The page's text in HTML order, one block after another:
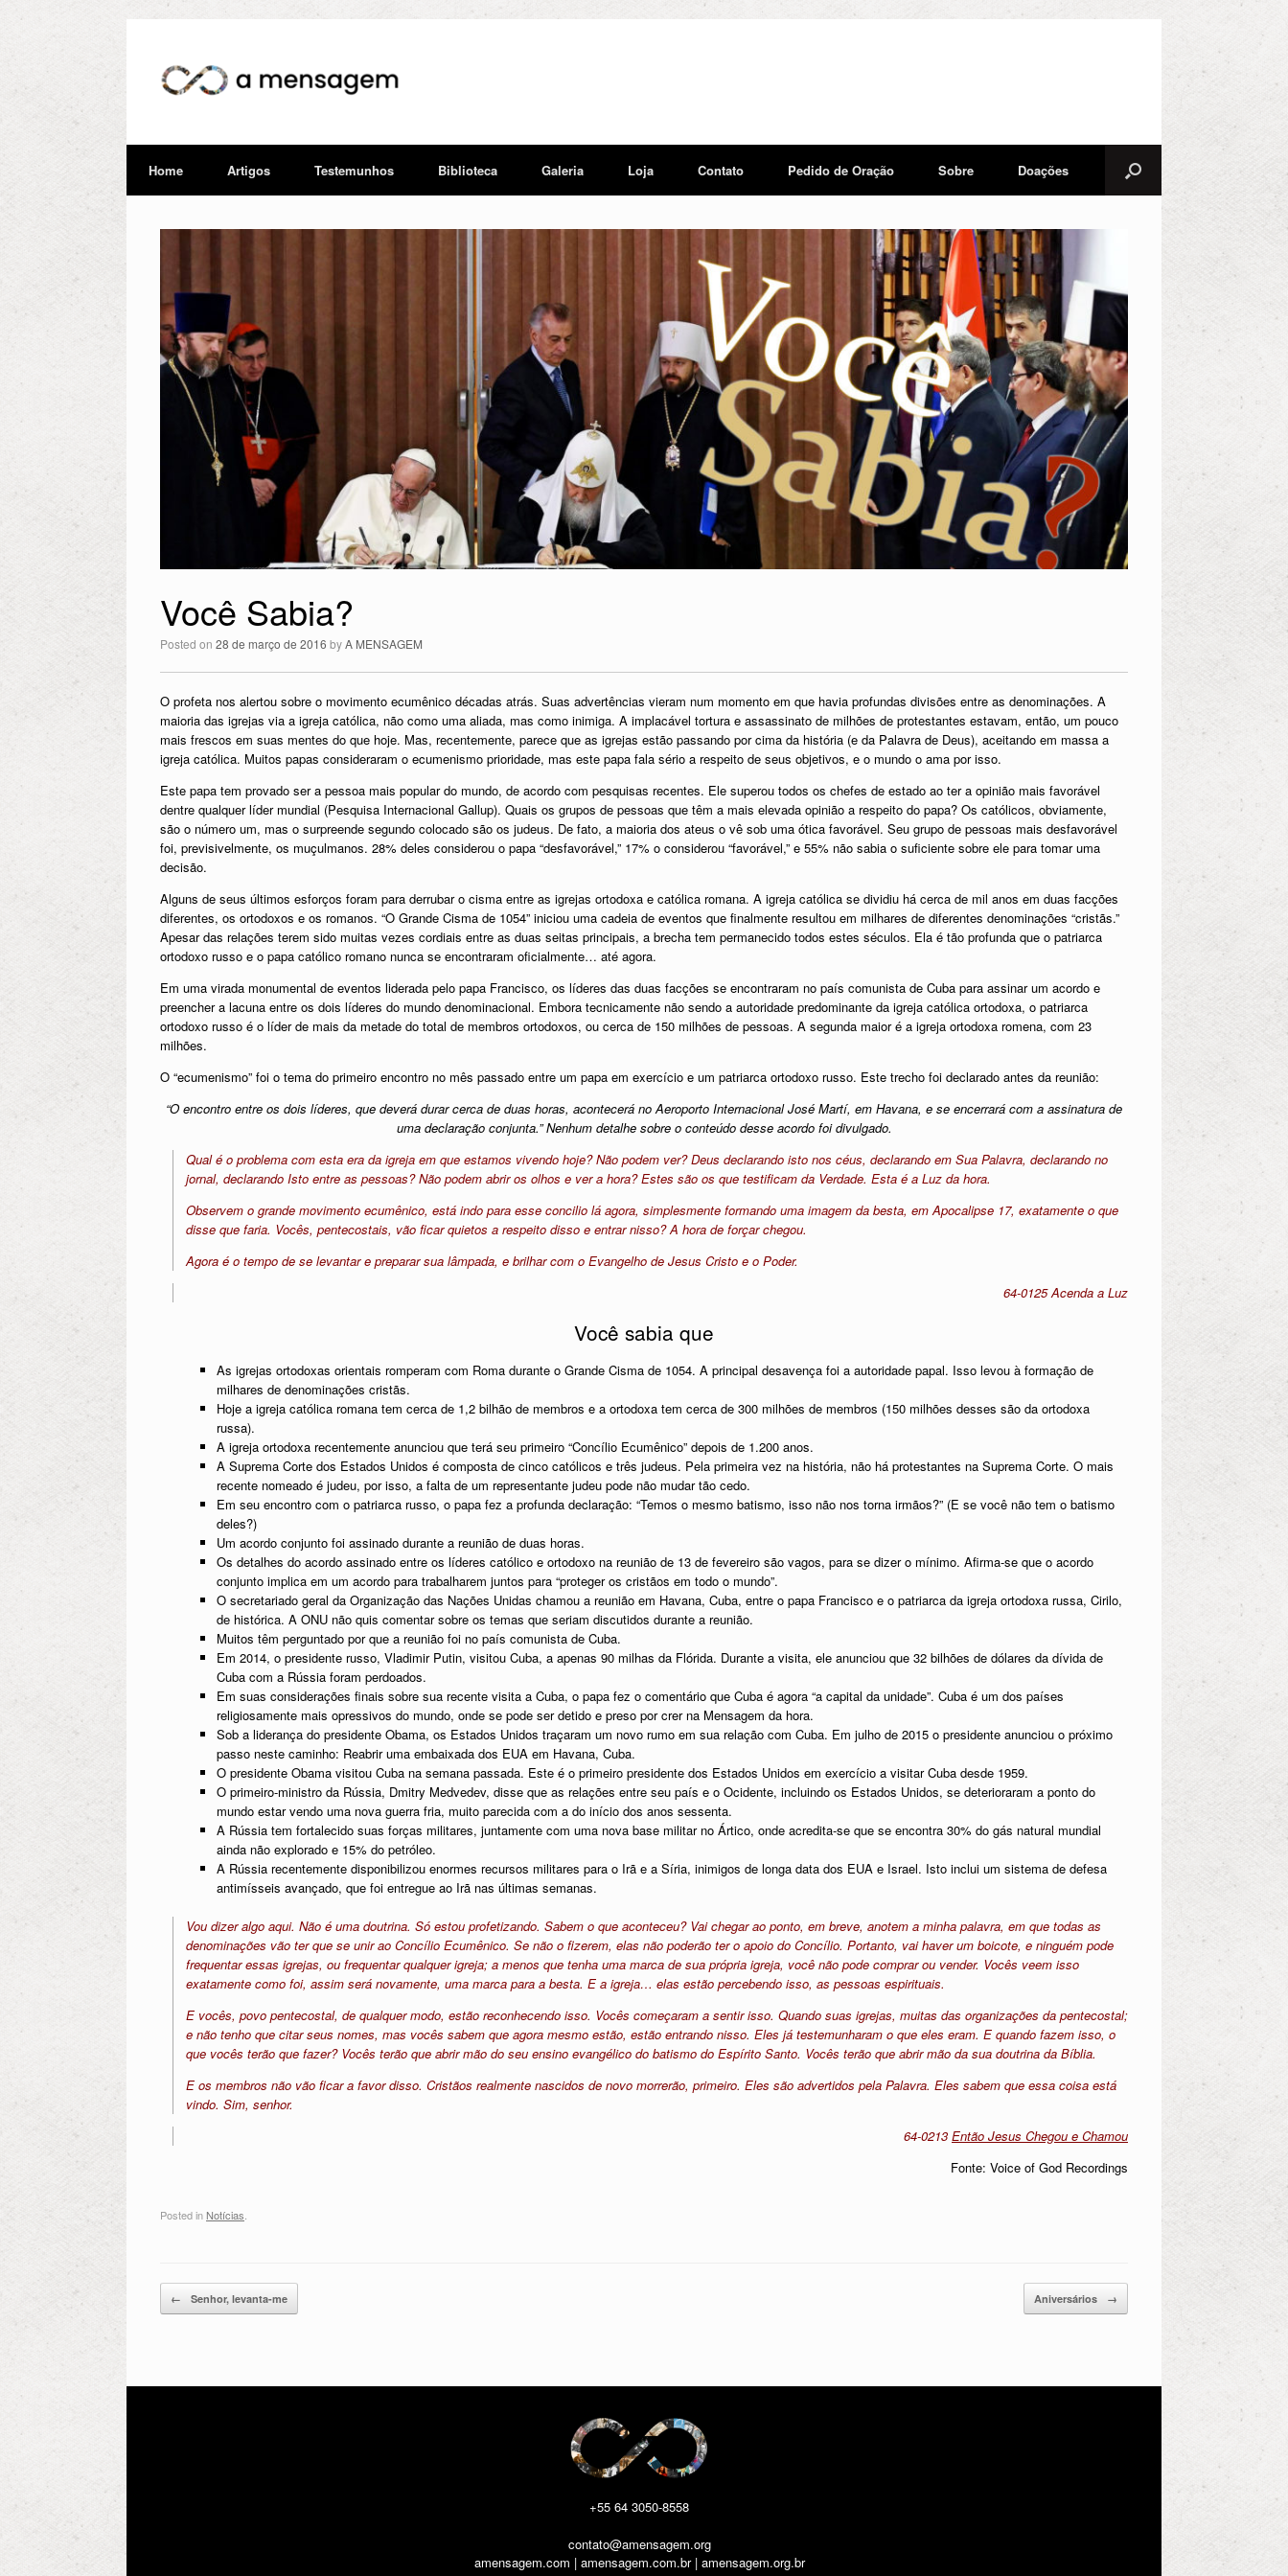
Home Artigos Testemunhos Biblioteca Galeria Loja Contato Pedido de Oração Sobre Doações
Você Sabia?
Posted on 28 de março de 2016 byA MENSAGEM
O profeta nos alertou sobre o movimento ecumênico décadas atrás. Suas advertências vieram num momento em que havia profundas divisões entre as denominações. A
maioria das igrejas via a igreja católica, não como uma aliada, mas como inimiga. A implacável tortura e assassinato de milhões de protestantes estavam, então, um pouco
mais frescos em suas mentes do que hoje. Mas, recentemente, parece que as igrejas estão passando por cima da história (e da Palavra de Deus), aceitando em massa a
igreja católica. Muitos papas consideraram o ecumenismo prioridade, mas este papa fala sério a respeito de seus objetivos, e o mundo o ama por isso.
Este papa tem provado ser a pessoa mais popular do mundo, de acordo com pesquisas recentes. Ele superou todos os chefes de estado ao ter a opinião mais favorável
dentre qualquer líder mundial (Pesquisa Internacional Gallup). Quais os grupos de pessoas que têm a mais elevada opinião a respeito do papa? Os católicos, obviamente,
são o número um, mas o surpreende segundo colocado são os judeus. De fato, a maioria dos ateus o vê sob uma ótica favorável. Seu grupo de pessoas mais desfavorável
foi, previsivelmente, os muçulmanos. 28% deles considerou o papa “desfavorável,” 17% o considerou “favorável,” e 55% não sabia o suficiente sobre ele para tomar uma
decisão.
Alguns de seus últimos esforços foram para derrubar o cisma entre as igrejas ortodoxa e católica romana. A igreja católica se dividiu há cerca de mil anos em duas facções
diferentes, os ortodoxos e os romanos. “O Grande Cisma de 1054” iniciou uma cadeia de eventos que finalmente resultou em milhares de diferentes denominações “cristãs.”
Apesar das relações terem sido muitas vezes cordiais entre as duas seitas principais, a brecha tem permanecido todos estes séculos. Ela é tão profunda que o patriarca
ortodoxo russo e o papa católico romano nunca se encontraram oficialmente… até agora.
Em uma virada monumental de eventos liderada pelo papa Francisco, os líderes das duas facções se encontraram no país comunista de Cuba para assinar um acordo e
preencher a lacuna entre os dois líderes do mundo denominacional. Embora tecnicamente não sendo a autoridade predominante da igreja católica ortodoxa, o patriarca
ortodoxo russo é o líder de mais da metade do total de membros ortodoxos, ou cerca de 150 milhões de pessoas. A segunda maior é a igreja ortodoxa romena, com 23
milhões.
O “ecumenismo” foi o tema do primeiro encontro no mês passado entre um papa em exercício e um patriarca ortodoxo russo. Este trecho foi declarado antes da reunião:
“O encontro entre os dois líderes, que deverá durar cerca de duas horas, acontecerá no Aeroporto Internacional José Martí, em Havana, e se encerrará com a assinatura de
uma declaração conjunta.” Nenhum detalhe sobre o conteúdo desse acordo foi divulgado.
Qual é o problema com esta era da igreja em que estamos vivendo hoje? Não podem ver? Deus declarando isto nos céus, declarando em Sua Palavra, declarando no
jornal, declarando Isto entre as pessoas? Não podem abrir os olhos e ver a hora? Estes são os que testificam da Verdade. Esta é a Luz da hora.
Observem o grande movimento ecumênico, está indo para esse concilio lá agora, simplesmente formando uma imagem da besta, em Apocalipse 17, exatamente o que
disse que faria. Vocês, pentecostais, vão ficar quietos a respeito disso e entrar nisso? A hora de forçar chegou.
Agora é o tempo de se levantar e preparar sua lâmpada, e brilhar com o Evangelho de Jesus Cristo e o Poder.
64-0125 Acenda a Luz
Você sabia que
As igrejas ortodoxas orientais romperam com Roma durante o Grande Cisma de 1054. A principal desavença foi a autoridade papal. Isso levou à formação de
milhares de denominações cristãs.
Hoje a igreja católica romana tem cerca de 1,2 bilhão de membros e a ortodoxa tem cerca de 300 milhões de membros (150 milhões desses são da ortodoxa
russa).
A igreja ortodoxa recentemente anunciou que terá seu primeiro “Concílio Ecumênico” depois de 1.200 anos.
A Suprema Corte dos Estados Unidos é composta de cinco católicos e três judeus. Pela primeira vez na história, não há protestantes na Suprema Corte. O mais
recente nomeado é judeu, por isso, a falta de um representante judeu pode não mudar tão cedo.
Em seu encontro com o patriarca russo, o papa fez a profunda declaração: “Temos o mesmo batismo, isso não nos torna irmãos?” (E se você não tem o batismo
deles?)
Um acordo conjunto foi assinado durante a reunião de duas horas.
Os detalhes do acordo assinado entre os líderes católico e ortodoxo na reunião de 13 de fevereiro são vagos, para se dizer o mínimo. Afirma-se que o acordo
conjunto implica em um acordo para trabalharem juntos para “proteger os cristãos em todo o mundo”.
O secretariado geral da Organização das Nações Unidas chamou a reunião em Havana, Cuba, entre o papa Francisco e o patriarca da igreja ortodoxa russa, Cirilo,
de histórica. A ONU não quis comentar sobre os temas que seriam discutidos durante a reunião.
Muitos têm perguntado por que a reunião foi no país comunista de Cuba.
Em 2014, o presidente russo, Vladimir Putin, visitou Cuba, a apenas 90 milhas da Flórida. Durante a visita, ele anunciou que 32 bilhões de dólares da dívida de
Cuba com a Rússia foram perdoados.
Em suas considerações finais sobre sua recente visita a Cuba, o papa fez o comentário que Cuba é agora “a capital da unidade”. Cuba é um dos países
religiosamente mais opressivos do mundo, onde se pode ser detido e preso por crer na Mensagem da hora.
Sob a liderança do presidente Obama, os Estados Unidos traçaram um novo rumo em sua relação com Cuba. Em julho de 2015 o presidente anunciou o próximo
passo neste caminho: Reabrir uma embaixada dos EUA em Havana, Cuba.
O presidente Obama visitou Cuba na semana passada. Este é o primeiro presidente dos Estados Unidos em exercício a visitar Cuba desde 1959.
O primeiro-ministro da Rússia, Dmitry Medvedev, disse que as relações entre seu país e o Ocidente, incluindo os Estados Unidos, se deterioraram a ponto do
mundo estar vendo uma nova guerra fria, muito parecida com a do início dos anos sessenta.
A Rússia tem fortalecido suas forças militares, juntamente com uma nova base militar no Ártico, onde acredita-se que se encontra 30% do gás natural mundial
ainda não explorado e 15% do petróleo.
A Rússia recentemente disponibilizou enormes recursos militares para o Irã e a Síria, inimigos de longa data dos EUA e Israel. Isto inclui um sistema de defesa
antimísseis avançado, que foi entregue ao Irã nas últimas semanas.
Vou dizer algo aqui. Não é uma doutrina. Só estou profetizando. Sabem o que aconteceu? Vai chegar ao ponto, em breve, anotem a minha palavra, em que todas as
denominações vão ter que se unir ao Concílio Ecumênico. Se não o fizerem, elas não poderão ter o apoio do Concílio. Portanto, vai haver um boicote, e ninguém pode
frequentar essas igrejas, ou frequentar qualquer igreja; a menos que tenha uma marca de sua própria igreja, você não pode comprar ou vender. Vocês veem isso
exatamente como foi, assim será novamente, uma marca para a besta. E a igreja… elas estão percebendo isso, as pessoas espirituais.
E vocês, povo pentecostal, de qualquer modo, estão reconhecendo isso. Vocês começaram a sentir isso. Quando suas igrejas, muitas das organizações da pentecostal;
e não tenho que citar seus nomes, mas vocês sabem que agora mesmo estão, estão entrando nisso. Eles já testemunharam o que eles eram. E quando fazem isso, o
que vocês terão que fazer? Vocês terão que abrir mão do seu ensino evangélico do batismo do Espírito Santo. Vocês terão que abrir mão da sua doutrina da Bíblia.
E os membros não vão ficar a favor disso. Cristãos realmente nascidos de novo morrerão, primeiro. Eles são advertidos pela Palavra. Eles sabem que essa coisa está
vindo. Sim, senhor.
64-0213 Então Jesus Chegou e Chamou
Fonte: Voice of God Recordings
Posted in Notícias
Post navigation
← Senhor, levanta-me Aniversários →
+55 64 3050-8558
contato@amensagem.org
amensagem.com | amensagem.com.br | amensagem.org.br